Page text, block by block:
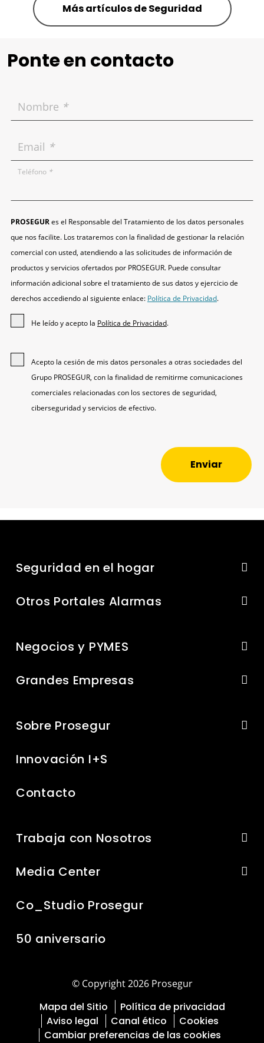
Más artículos de Seguridad
Ponte en contacto
Nombre *
Email *
Teléfono *
PROSEGURes el Responsable del Tratamiento de los datos personales
que nos facilite. Los trataremos con la finalidad de gestionar la relación
comercial con usted, atendiendo a las solicitudes de información de
productos y servicios ofertados por PROSEGUR. Puede consultar
información adicional sobre el tratamiento de sus datos y ejercicio de
derechos accediendo al siguiente enlace: Política de Privacidad.
He leído y acepto la Política de Privacidad.
Acepto la cesión de mis datos personales a otras sociedades del
Grupo PROSEGUR, con la finalidad de remitirme comunicaciones
comerciales relacionadas con los sectores de seguridad,
ciberseguridad y servicios de efectivo.
Enviar
Seguridad en el hogar
Otros Portales Alarmas
Negocios y PYMES
Grandes Empresas
Sobre Prosegur
Innovación I+S
Contacto
Trabaja con Nosotros
Media Center
Co_Studio Prosegur
50 aniversario
© Copyright 2026 Prosegur
Mapa del Sitio
Política de privacidad
Aviso legal
Canal ético
Cookies
Cambiar preferencias de las cookies